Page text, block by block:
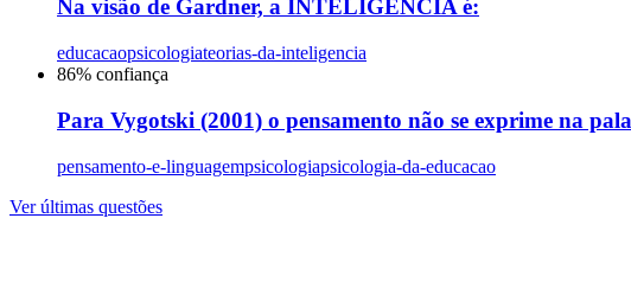
Na visão de Gardner, a INTELIGÊNCIA é:
educacaopsicologiateorias-da-inteligencia
86% confiança
Para Vygotski (2001) o pensamento não se exprime na
pensamento-e-linguagempsicologiapsicologia-da-educacao
Ver últimas questões